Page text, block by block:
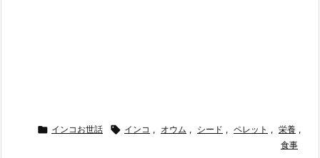
 インコお世話  インコ , オウム , シード , ペレット , 栄養 ,
食事